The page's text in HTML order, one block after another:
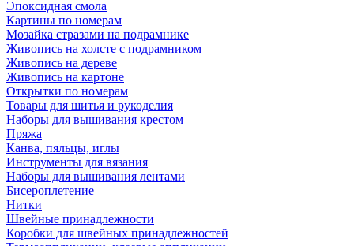
Эпоксидная смола
Картины по номерам
Мозайка стразами на подрамнике
Живопись на холсте с подрамником
Живопись на дереве
Живопись на картоне
Открытки по номерам
Товары для шитья и рукоделия
Наборы для вышивания крестом
Пряжа
Канва, пяльцы, иглы
Инструменты для вязания
Наборы для вышивания лентами
Бисероплетение
Нитки
Швейные принадлежности
Коробки для швейных принадлежностей